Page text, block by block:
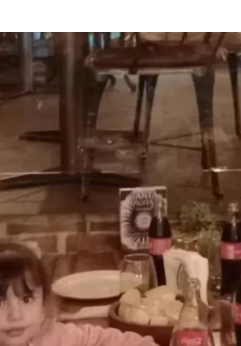
en que la tatuadora compró
por las cámaras de seguridad de
el veneno en un supermercado
de las 15:30, un día antes de la
la salud del bebé
a empleados de laguardería
a Giovanna que Dante se había
en el color de la orina.